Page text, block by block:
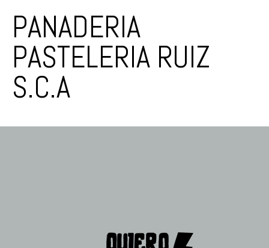
PANADERIA
PASTELERIA RUIZ
S.C.A